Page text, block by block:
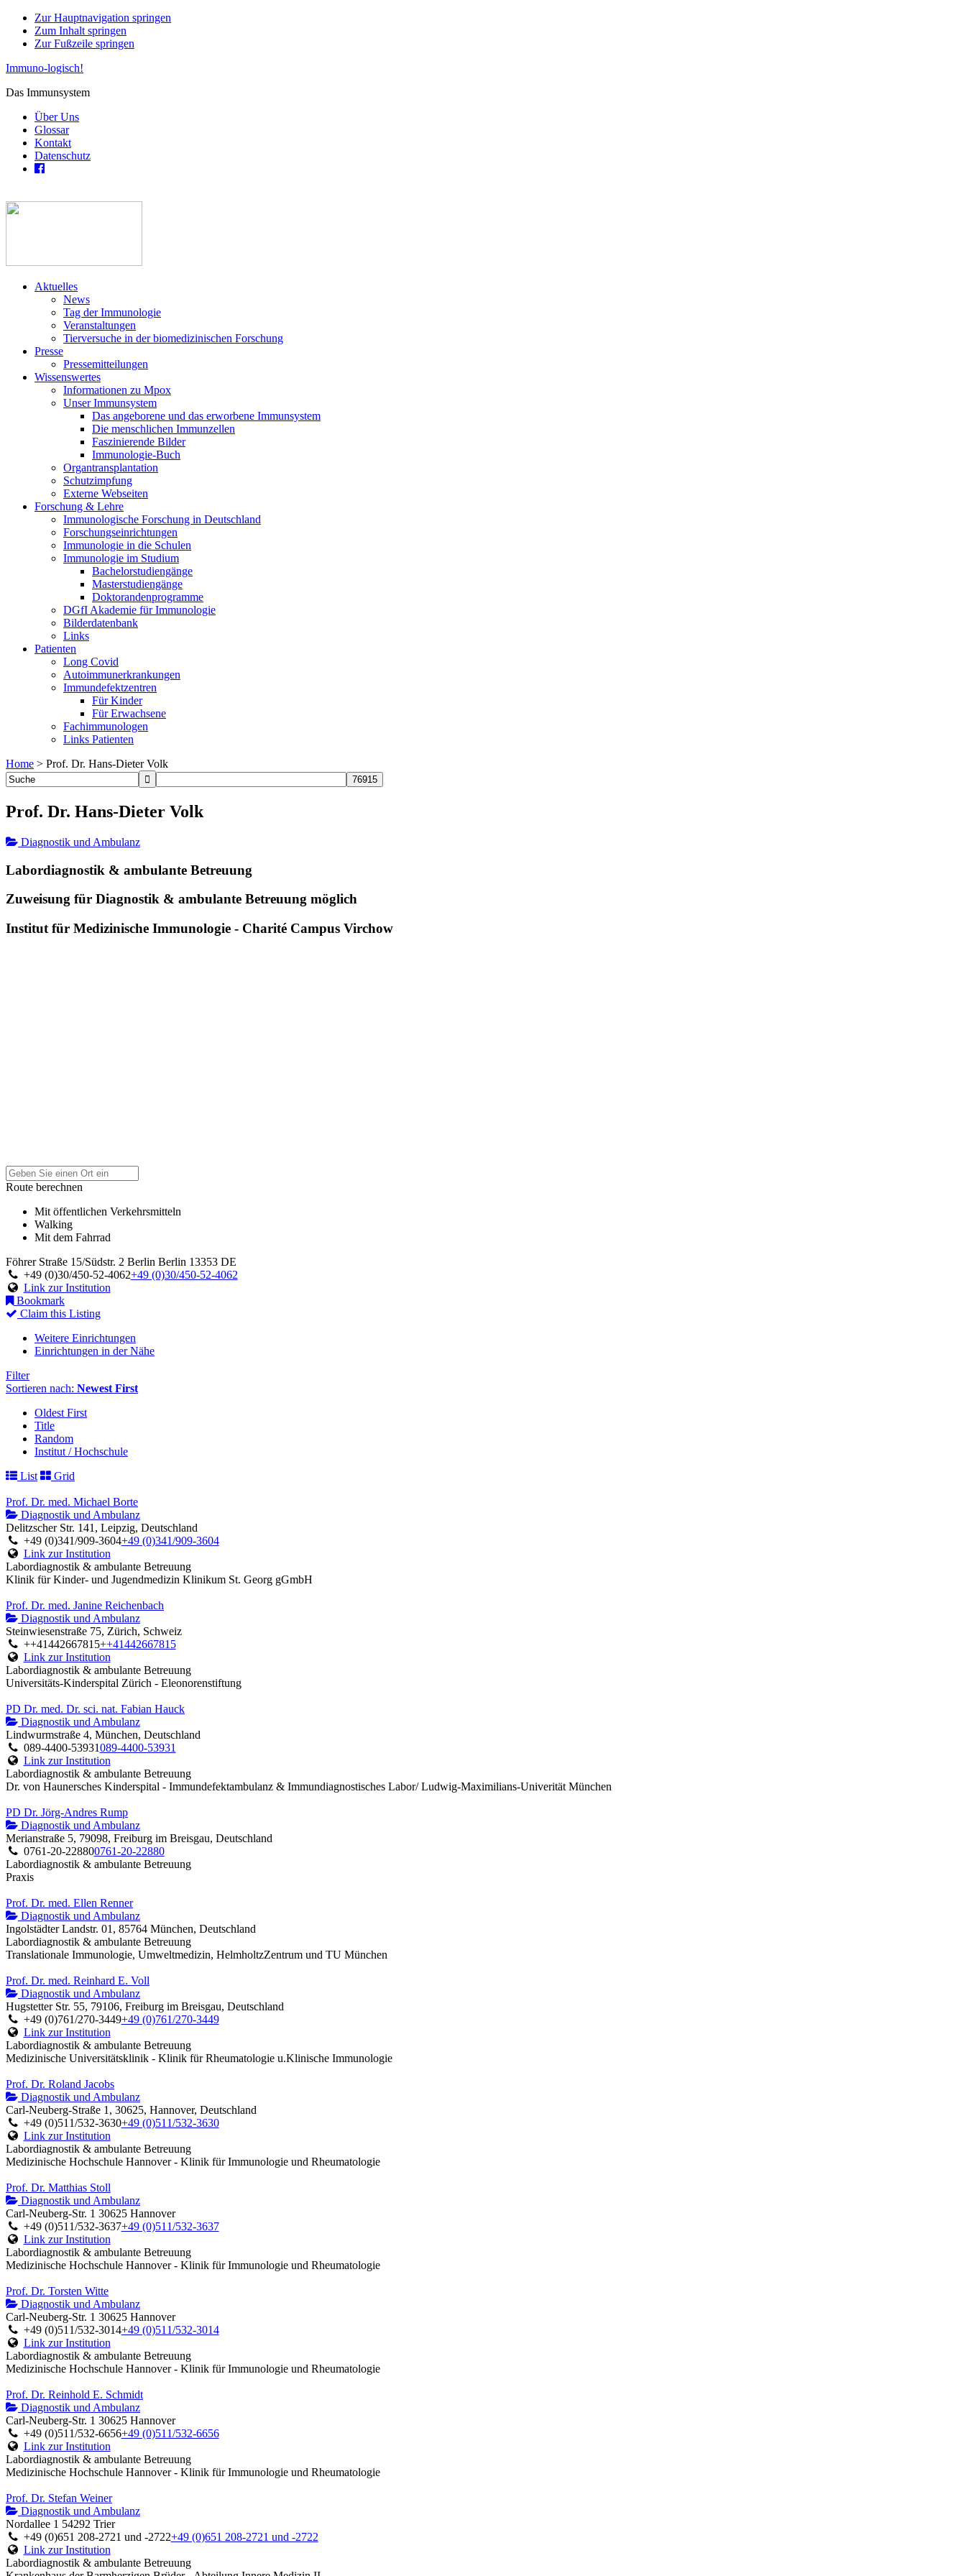
Zur Hauptnavigation springen
Zum Inhalt springen
Zur Fußzeile springen
Immuno-logisch!
Das Immunsystem
Über Uns
Glossar
Kontakt
Datenschutz
Aktuelles
News
Tag der Immunologie
Veranstaltungen
Tierversuche in der biomedizinischen Forschung
Presse
Pressemitteilungen
Wissenswertes
Informationen zu Mpox
Unser Immunsystem
Das angeborene und das erworbene Immunsystem
Die menschlichen Immunzellen
Faszinierende Bilder
Immunologie-Buch
Organtransplantation
Schutzimpfung
Externe Webseiten
Forschung & Lehre
Immunologische Forschung in Deutschland
Forschungseinrichtungen
Immunologie in die Schulen
Immunologie im Studium
Bachelorstudiengänge
Masterstudiengänge
Doktorandenprogramme
DGfI Akademie für Immunologie
Bilderdatenbank
Links
Patienten
Long Covid
Autoimmunerkrankungen
Immundefektzentren
Für Kinder
Für Erwachsene
Fachimmunologen
Links Patienten
Home > Prof. Dr. Hans-Dieter Volk
Prof. Dr. Hans-Dieter Volk
Diagnostik und Ambulanz
Labordiagnostik & ambulante Betreuung
Zuweisung für Diagnostik & ambulante Betreuung möglich
Institut für Medizinische Immunologie - Charité Campus Virchow
Route berechnen
Mit öffentlichen Verkehrsmitteln
Walking
Mit dem Fahrrad
Föhrer Straße 15/Südstr. 2 Berlin Berlin 13353 DE
+49 (0)30/450-52-4062+49 (0)30/450-52-4062
Link zur Institution
Bookmark
Claim this Listing
Weitere Einrichtungen
Einrichtungen in der Nähe
Filter
Sortieren nach: Newest First
Oldest First
Title
Random
Institut / Hochschule
List
Grid
Prof. Dr. med. Michael Borte
Diagnostik und Ambulanz
Delitzscher Str. 141, Leipzig, Deutschland
+49 (0)341/909-3604+49 (0)341/909-3604
Link zur Institution
Labordiagnostik & ambulante Betreuung
Klinik für Kinder- und Jugendmedizin Klinikum St. Georg gGmbH
Prof. Dr. med. Janine Reichenbach
Diagnostik und Ambulanz
Steinwiesenstraße 75, Zürich, Schweiz
++41442667815++41442667815
Link zur Institution
Labordiagnostik & ambulante Betreuung
Universitäts-Kinderspital Zürich - Eleonorenstiftung
PD Dr. med. Dr. sci. nat. Fabian Hauck
Diagnostik und Ambulanz
Lindwurmstraße 4, München, Deutschland
089-4400-53931089-4400-53931
Link zur Institution
Labordiagnostik & ambulante Betreuung
Dr. von Haunersches Kinderspital - Immundefektambulanz & Immundiagnostisches Labor/ Ludwig-Maximilians-Univerität München
PD Dr. Jörg-Andres Rump
Diagnostik und Ambulanz
Merianstraße 5, 79098, Freiburg im Breisgau, Deutschland
0761-20-228800761-20-22880
Labordiagnostik & ambulante Betreuung
Praxis
Prof. Dr. med. Ellen Renner
Diagnostik und Ambulanz
Ingolstädter Landstr. 01, 85764 München, Deutschland
Labordiagnostik & ambulante Betreuung
Translationale Immunologie, Umweltmedizin, HelmholtzZentrum und TU München
Prof. Dr. med. Reinhard E. Voll
Diagnostik und Ambulanz
Hugstetter Str. 55, 79106, Freiburg im Breisgau, Deutschland
+49 (0)761/270-3449+49 (0)761/270-3449
Link zur Institution
Labordiagnostik & ambulante Betreuung
Medizinische Universitätsklinik - Klinik für Rheumatologie u.Klinische Immunologie
Prof. Dr. Roland Jacobs
Diagnostik und Ambulanz
Carl-Neuberg-Straße 1, 30625, Hannover, Deutschland
+49 (0)511/532-3630+49 (0)511/532-3630
Link zur Institution
Labordiagnostik & ambulante Betreuung
Medizinische Hochschule Hannover - Klinik für Immunologie und Rheumatologie
Prof. Dr. Matthias Stoll
Diagnostik und Ambulanz
Carl-Neuberg-Str. 1 30625 Hannover
+49 (0)511/532-3637+49 (0)511/532-3637
Link zur Institution
Labordiagnostik & ambulante Betreuung
Medizinische Hochschule Hannover - Klinik für Immunologie und Rheumatologie
Prof. Dr. Torsten Witte
Diagnostik und Ambulanz
Carl-Neuberg-Str. 1 30625 Hannover
+49 (0)511/532-3014+49 (0)511/532-3014
Link zur Institution
Labordiagnostik & ambulante Betreuung
Medizinische Hochschule Hannover - Klinik für Immunologie und Rheumatologie
Prof. Dr. Reinhold E. Schmidt
Diagnostik und Ambulanz
Carl-Neuberg-Str. 1 30625 Hannover
+49 (0)511/532-6656+49 (0)511/532-6656
Link zur Institution
Labordiagnostik & ambulante Betreuung
Medizinische Hochschule Hannover - Klinik für Immunologie und Rheumatologie
Prof. Dr. Stefan Weiner
Diagnostik und Ambulanz
Nordallee 1 54292 Trier
+49 (0)651 208-2721 und -2722+49 (0)651 208-2721 und -2722
Link zur Institution
Labordiagnostik & ambulante Betreuung